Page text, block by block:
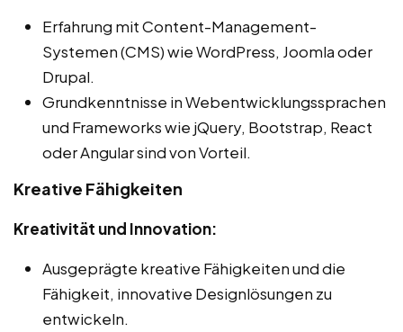
Erfahrung mit Content-Management-
Systemen (CMS) wie WordPress, Joomla oder
Drupal.
Grundkenntnisse in Webentwicklungssprachen
und Frameworks wie jQuery, Bootstrap, React
oder Angular sind von Vorteil.
Kreative Fähigkeiten
Kreativität und Innovation:
Ausgeprägte kreative Fähigkeiten und die
Fähigkeit, innovative Designlösungen zu
entwickeln.